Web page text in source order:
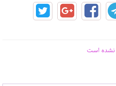
نشده است